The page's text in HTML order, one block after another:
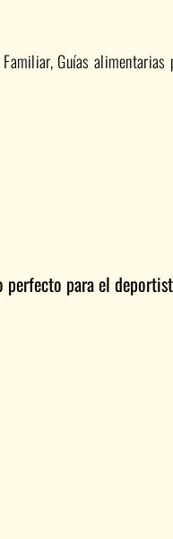
Guías
perfecto para el